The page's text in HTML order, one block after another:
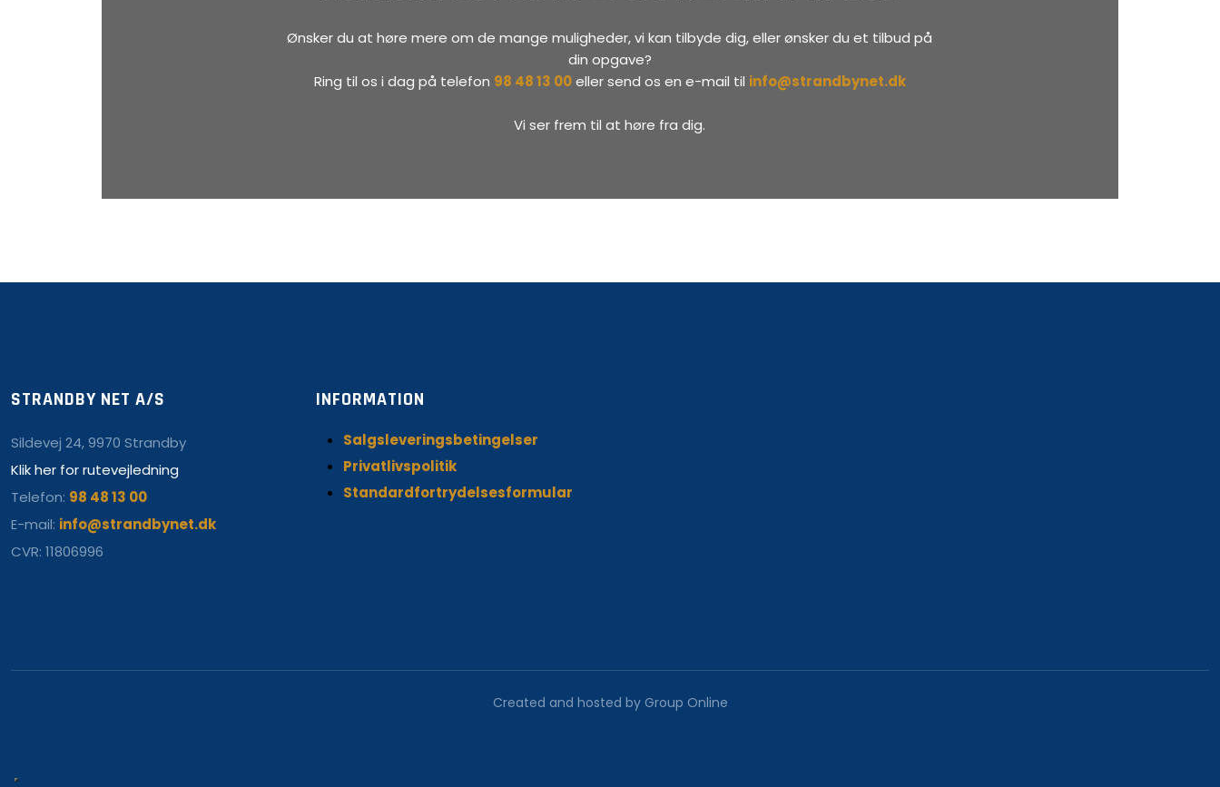
Ønsker du at høre mere om de mange muligheder, vi kan tilbyde dig, eller ønsker du et tilbud på
din opgave?
Ring til os i dag på telefon 98 48 13 00eller send os en e-mail til info@strandbynet.dk
Vi ser frem til at høre fra dig.
STRANDBY NET A/S
Sildevej 24, 9970 Strandby
Klik her for rutevejledning
Telefon: 98 48 13 00
E-mail: info@strandbynet.dk
CVR: 11806996
INFORMATION
Salgsleveringsbetingelser
Privatlivspolitik
Standardfortrydelsesformular
Created and hosted by Group Online